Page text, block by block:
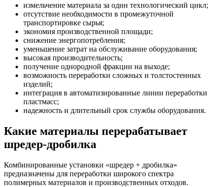
измельчение материала за один технологический цикл;
отсутствие необходимости в промежуточной
транспортировке сырья;
экономия производственной площади;
снижение энергопотребления;
уменьшение затрат на обслуживание оборудования;
высокая производительность;
получение однородной фракции на выходе;
возможность переработки сложных и толстостенных
изделий;
интеграция в автоматизированные линии переработки
пластмасс;
надежность и длительный срок службы оборудования.
Какие материалы перерабатывает
шредер-дробилка
Комбинированные установки «шредер + дробилка»
предназначены для переработки широкого спектра
полимерных материалов и производственных отходов.